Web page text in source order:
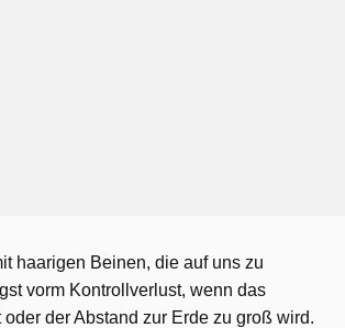
haarigen Beinen, die auf uns zu
vorm Kontrollverlust, wenn das
der Abstand zur Erde zu groß wird.